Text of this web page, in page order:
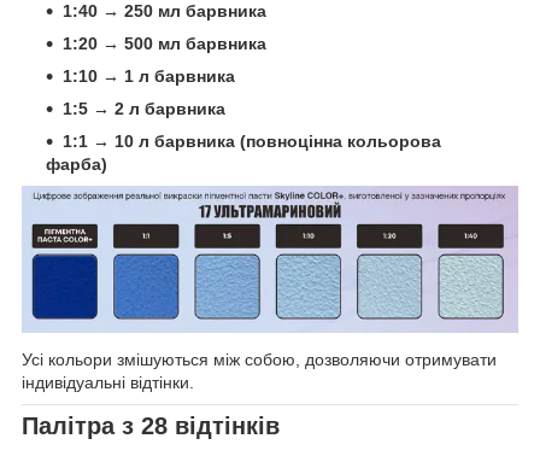
1:40 → 250 мл барвника
1:20 → 500 мл барвника
1:10 → 1 л барвника
1:5 → 2 л барвника
1:1 → 10 л барвника (повноцінна кольорова
фарба)
Усі кольори змішуються між собою, дозволяючи отримувати
індивідуальні відтінки.
Палітра з 28 відтінків